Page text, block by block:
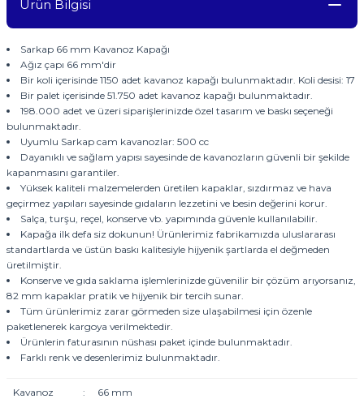
Ürün Bilgisi
Sarkap 66 mm Kavanoz Kapağı
Ağız çapı 66 mm'dir
Bir koli içerisinde 1150 adet kavanoz kapağı bulunmaktadır. Koli desisi: 17
Bir palet içerisinde 51.750 adet kavanoz kapağı bulunmaktadır.
198.000 adet ve üzeri siparişlerinizde özel tasarım ve baskı seçeneği
bulunmaktadır.
Uyumlu Sarkap cam kavanozlar: 500 cc
Dayanıklı ve sağlam yapısı sayesinde de kavanozların güvenli bir şekilde
kapanmasını garantiler.
Yüksek kaliteli malzemelerden üretilen kapaklar, sızdırmaz ve hava
geçirmez yapıları sayesinde gıdaların lezzetini ve besin değerini korur.
Salça, turşu, reçel, konserve vb. yapımında güvenle kullanılabilir.
Kapağa ilk defa siz dokunun! Ürünlerimiz fabrikamızda uluslararası
standartlarda ve üstün baskı kalitesiyle hijyenik şartlarda el değmeden
üretilmiştir.
Konserve ve gıda saklama işlemlerinizde güvenilir bir çözüm arıyorsanız,
82 mm kapaklar pratik ve hijyenik bir tercih sunar.
Tüm ürünlerimiz zarar görmeden size ulaşabilmesi için özenle
paketlenerek kargoya verilmektedir.
Ürünlerin faturasının nüshası paket içinde bulunmaktadır.
Farklı renk ve desenlerimiz bulunmaktadır.
Kavanoz
: 66 mm